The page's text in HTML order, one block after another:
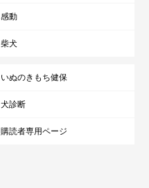
感動
柴犬
いぬのきもち健保
犬診断
購読者専用ページ